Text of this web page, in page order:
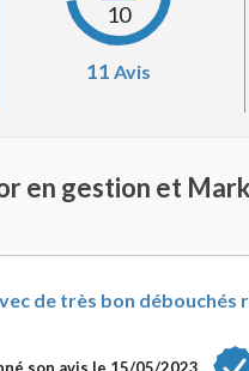
10
11 Avis
en gestion et
de très bon débouchés